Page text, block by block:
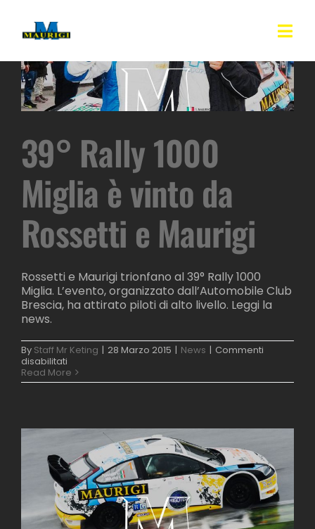
content
Azienda
Certificazioni
39° Rally 1000
Miglia è vinto da
Rossetti e Maurigi
Rossetti e Maurigi trionfano al 39° Rally 1000
Miglia. L’evento, organizzato dall’Automobile Club
Brescia, ha attirato piloti di alto livello. Leggi la
news.
By Staff Mr Keting | 28 Marzo 2015 | News | Commenti
disabilitati
39°
Rally
vinto
Rossetti
e
Maurigi
Read More